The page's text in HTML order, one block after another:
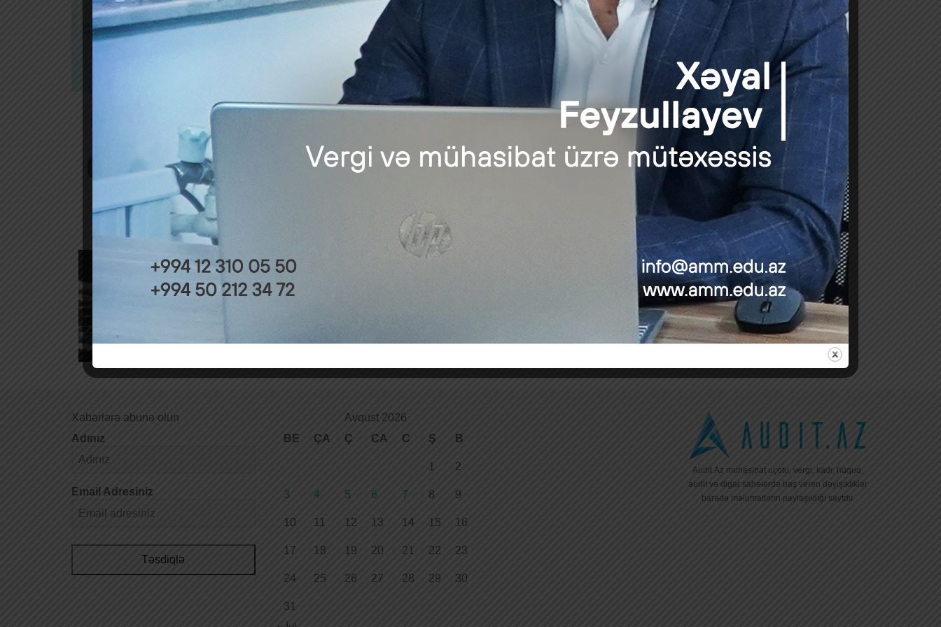
Xəbərlərə abunə olun
Adınız
Email Adresiniz
Təsdiqlə
Avqust 2026
BE
ÇA Ç CA C Ş B
1 2
3 4 5 6 7 8 9
10 11 12 13 14 15 16
17 18 19 20 21 22 23
24 25 26 27 28 29 30
31
Audit.Az mühasibat uçotu, vergi, kadr, hüquq,
audit və digər sahələrdə baş verən dəyişikliklər
barədə məlumatların paylaşıldığı saytdır